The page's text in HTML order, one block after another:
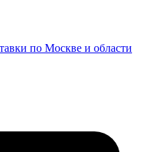
по Москве и области